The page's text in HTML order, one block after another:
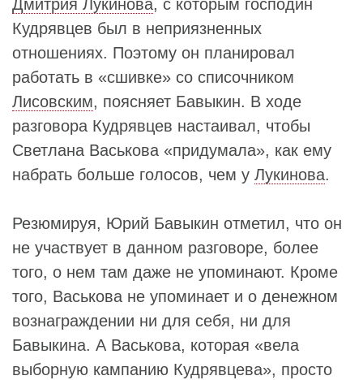
Дмитрия Лукинова, с которым господин
Кудрявцев был в неприязненных
отношениях. Поэтому он планировал
работать в «сшивке» со списочником
Лисовским, поясняет Бавыкин. В ходе
разговора Кудрявцев настаивал, чтобы
Светлана Васькова «придумала», как ему
набрать больше голосов, чем у Лукинова.
Резюмируя, Юрий Бавыкин отметил, что он
не участвует в данном разговоре, более
того, о нем там даже не упоминают. Кроме
того, Васькова не упоминает и о денежном
вознаграждении ни для себя, ни для
Бавыкина. А Васькова, которая «вела
выборную кампанию Кудрявцева», просто